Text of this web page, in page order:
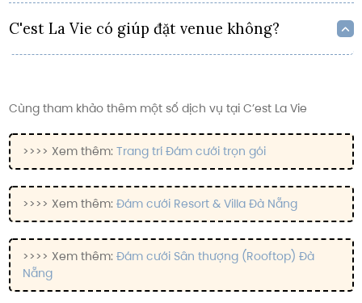
C'est La Vie có giúp đặt venue không?
Cùng tham khảo thêm một số dịch vụ tại C’est La Vie
>>>> Xem thêm: Trang trí Đám cưới trọn gói
>>>> Xem thêm: Đám cưới Resort & Villa Đà Nẵng
>>>> Xem thêm: Đám cưới Sân thượng (Rooftop) Đà
Nẵng